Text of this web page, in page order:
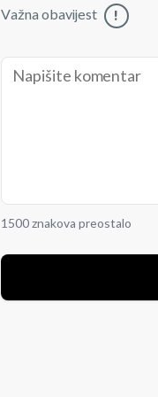
Važna obavijest !
1500 znakova preostalo